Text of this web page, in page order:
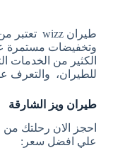
طيران wizz
تعتبر
وتخفيضات مستمرة
الكثير من الخدمات
للطيران، والتعرف
طيران ويز الشارقة
احجز الان رحلتك من
علي افضل سعر: